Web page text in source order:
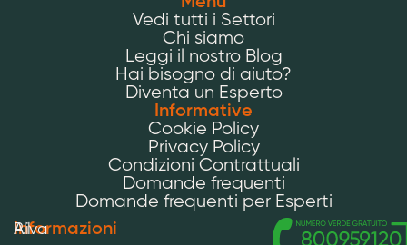
Vedi tutti i Settori
Chi siamo
Leggi il nostro Blog
Hai bisogno di aiuto?
Diventa un Esperto
Informative
Cookie Policy
Privacy Policy
Condizioni Contrattuali
Domande frequenti
Domande frequenti per Esperti
Informazioni
All
P.iva